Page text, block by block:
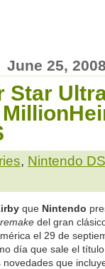
June 25,
Star
, Nintendo DS
que Nintendo
remake del gran
el 29 de
día que sale el
que